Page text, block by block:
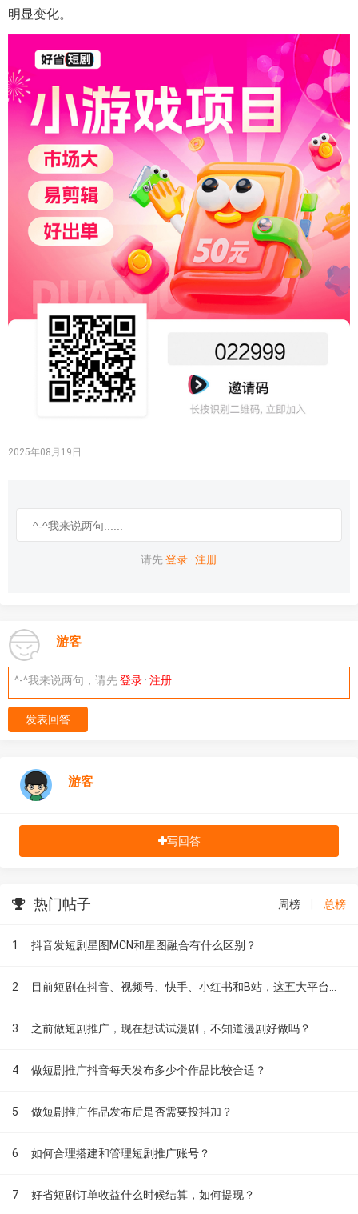
明显变化。
2025年08月19日
请先登录 · 注册
游客
^-^我来说两句，请先登录 · 注册
发表回答
游客
写回答
热门帖子 周榜 总榜
1 抖音发短剧星图MCN和星图融合有什么区别？
2
3 之前做短剧推广，现在想试试漫剧，不知道漫剧好做吗？
4 做短剧推广抖音每天发布多少个作品比较合适？
5 做短剧推广作品发布后是否需要投抖加？
6 如何合理搭建和管理短剧推广账号？
7 好省短剧订单收益什么时候结算，如何提现？